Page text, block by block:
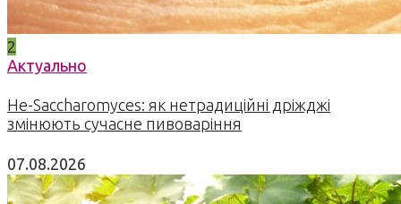
2
Актуально
Не-Saccharomyces: як нетрадиційні дріжджі
змінюють сучасне пивоваріння
07.08.2026